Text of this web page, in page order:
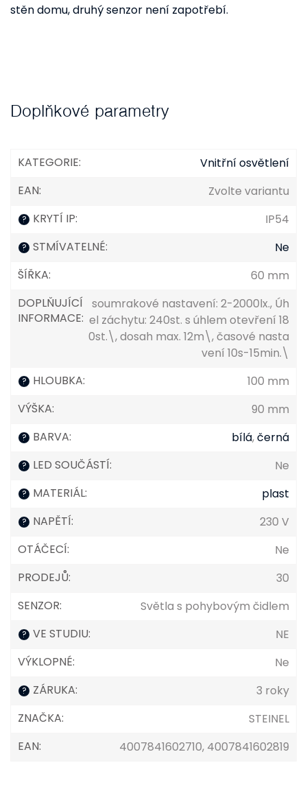
stěn domu, druhý senzor není zapotřebí.
Doplňkové parametry
KATEGORIE:
Vnitřní osvětlení
EAN: Zvolte variantu
? KRYTÍ IP: IP54
? STMÍVATELNÉ:
Ne
ŠÍŘKA:
60 mm
DOPLŇUJÍCÍ
INFORMACE:
soumrakové nastavení: 2-2000lx., Úh
el záchytu: 240st. s úhlem otevření 18
0st.\, dosah max. 12m\, časové nasta
vení 10s-15min.\
? HLOUBKA:
100 mm
VÝŠKA: 90 mm
? BARVA: bílá,černá
? LED SOUČÁSTÍ: Ne
? MATERIÁL: plast
? NAPĚTÍ:
230 V
OTÁČECÍ:
Ne
PRODEJŮ:
30
SENZOR: Světla s pohybovým čidlem
? VE STUDIU:
NE
VÝKLOPNÉ: Ne
? ZÁRUKA:
3 roky
ZNAČKA:
STEINEL
EAN: 4007841602710, 4007841602819